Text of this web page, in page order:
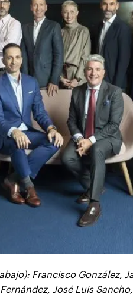
Francisco González,
José Luis